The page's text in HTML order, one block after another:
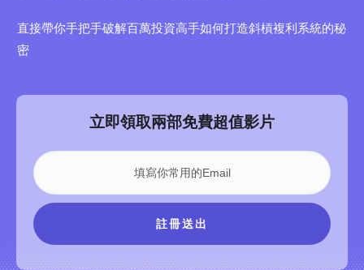
直接帶你手把手破解百萬投資高手如何打造斜槓複利系統的秘
密
立即領取兩部免費超值影片
註冊送出